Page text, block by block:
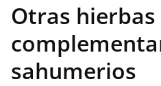
Otras hierbas
sahumerios